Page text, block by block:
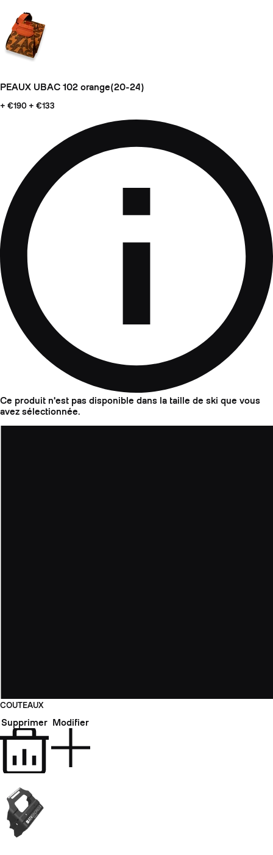
PEAUX UBAC 102 orange(20-24)
+ €190 + €133
Ce produit n'est pas disponible dans la taille de ski que vous
avez sélectionnée.
COUTEAUX
Supprimer Modifier